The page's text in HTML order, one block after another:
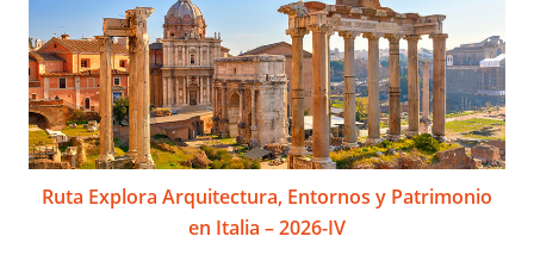
Ruta Explora Arquitectura, Entornos y Patrimonio
en Italia – 2026-IV